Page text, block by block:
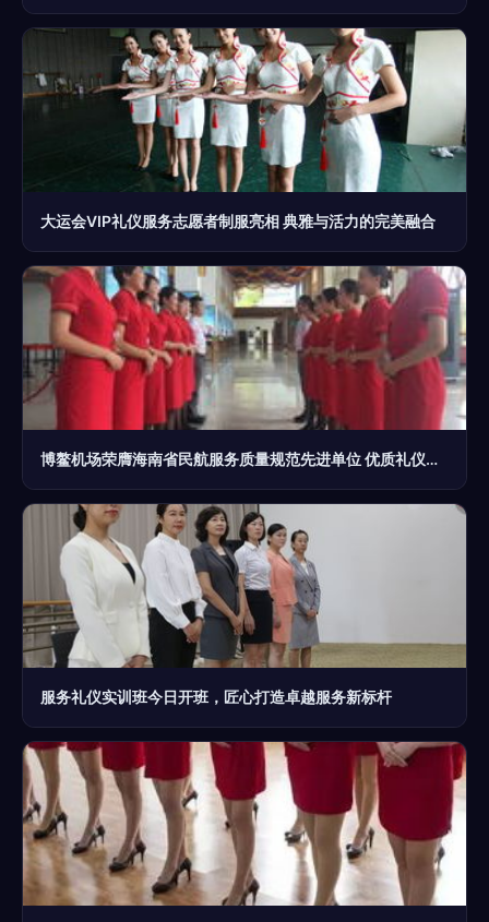
大运会VIP礼仪服务志愿者制服亮相 典雅与活力的完美融合
博鳌机场荣膺海南省民航服务质量规范先进单位 优质礼仪服务成标杆
服务礼仪实训班今日开班，匠心打造卓越服务新标杆